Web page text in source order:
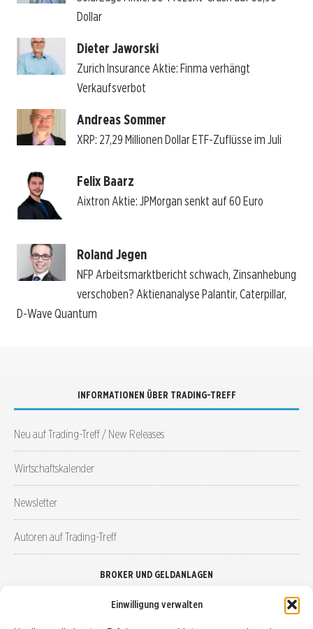
Einwilligung verwalten
Dollar
Dieter Jaworski
Zurich Insurance Aktie: Finma verhängt
Verkaufsverbot
Andreas Sommer
XRP: 27,29 Millionen Dollar ETF-Zuflüsse im Juli
Felix Baarz
Aixtron Aktie: JPMorgan senkt auf 60 Euro
Roland Jegen
NFP Arbeitsmarktbericht schwach, Zinsanhebung
verschoben? Aktienanalyse Palantir, Caterpillar,
D-Wave Quantum
INFORMATIONEN ÜBER TRADING-TREFF
Neu auf Trading-Treff / New Releases
Wirtschaftskalender
Newsletter
Autoren auf Trading-Treff
BROKER UND GELDANLAGEN